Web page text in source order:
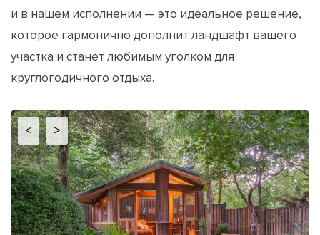
и в нашем исполнении — это идеальное решение,
которое гармонично дополнит ландшафт вашего
участка и станет любимым уголком для
круглогодичного отдыха.
< >